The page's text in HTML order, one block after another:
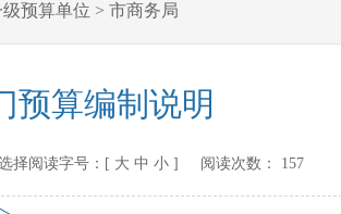
级预算单位 > 市商务局
预算编制说明
阅读字号：[ 大 中 小 ] 阅读次数： 157